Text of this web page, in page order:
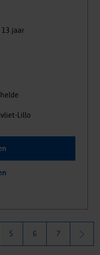
jaar
Lillo
5 6 7